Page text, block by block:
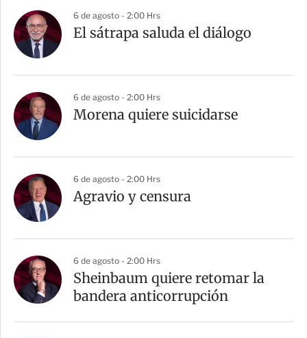
6 de agosto - 2:00 Hrs
El sátrapa saluda el diálogo
6 de agosto - 2:00 Hrs
Morena quiere suicidarse
6 de agosto - 2:00 Hrs
Agravio y censura
6 de agosto - 2:00 Hrs
Sheinbaum quiere retomar la
bandera anticorrupción